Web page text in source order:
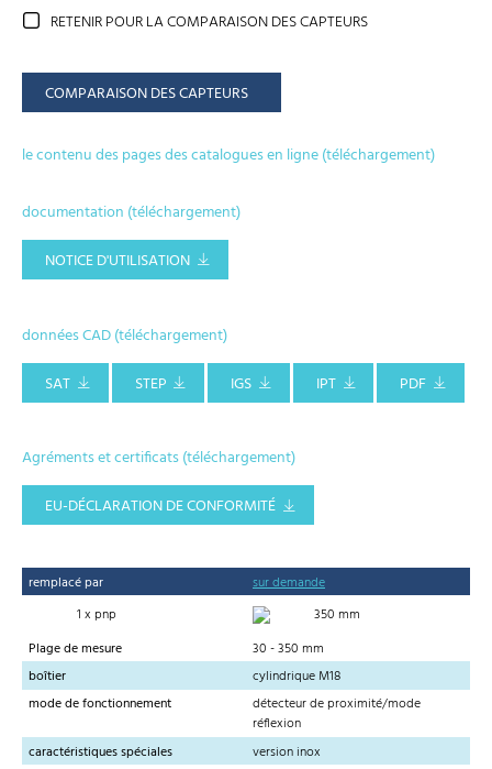
RETENIR POUR LA COMPARAISON DES CAPTEURS
COMPARAISON DES CAPTEURS
le contenu des pages des catalogues en ligne (téléchargement)
documentation (téléchargement)
NOTICE D'UTILISATION
données CAD (téléchargement)
SAT
STEP IGS IPT PDF
Agréments et certificats (téléchargement)
EU-DÉCLARATION DE CONFORMITÉ
remplacé par
sur demande
1 x pnp
350 mm
Plage de mesure
30 - 350 mm
boîtier
cylindrique M18
mode de fonctionnement
détecteur de proximité/mode
réflexion
caractéristiques spéciales
version inox